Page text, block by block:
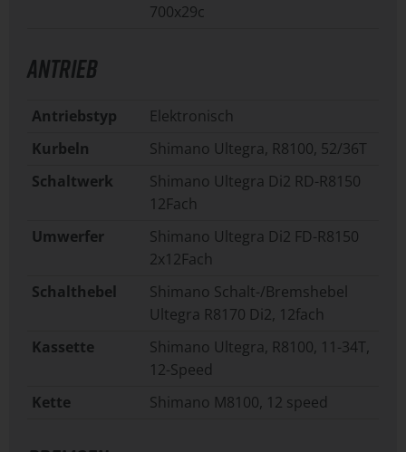
700x29c
ANTRIEB
Antriebstyp
Elektronisch
Kurbeln
Shimano Ultegra, R8100, 52/36T
Schaltwerk
Shimano Ultegra Di2 RD-R8150
12Fach
Umwerfer
Shimano Ultegra Di2 FD-R8150
2x12Fach
Schalthebel
Shimano Schalt-/Bremshebel
Ultegra R8170 Di2, 12fach
Kassette
Shimano Ultegra, R8100, 11-34T,
12-Speed
Kette
Shimano M8100, 12 speed